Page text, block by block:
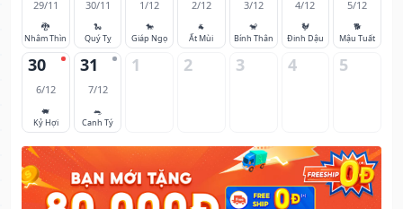
29/11
🐉
Nhâm Thìn
30/11
🐍
Quý Tỵ
1/12
🐎
Giáp Ngọ
2/12
🐐
Ất Mùi
3/12
🐒
Bính Thân
4/12
🐓
Đinh Dậu
5/12
🐕
Mậu Tuất
30
6/12
🐖
Kỷ Hợi
31
7/12
🐀
Canh Tý
1 2 3 4 5